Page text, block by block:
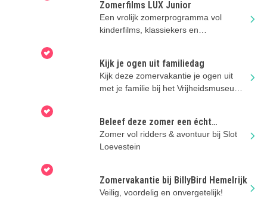
Zomerfilms LUX Junior
Een vrolijk zomerprogramma vol
kinderfilms, klassiekers en
Kijk je ogen uit familiedag
Kijk deze zomervakantie je ogen uit
met je familie bij het Vrijheidsmuseum
Beleef deze zomer een écht
kasteelavontuur bij Slot Loevestein
Zomer vol ridders & avontuur bij Slot
Loevestein
Zomervakantie bij BillyBird Hemelrijk
Veilig, voordelig en onvergetelijk!